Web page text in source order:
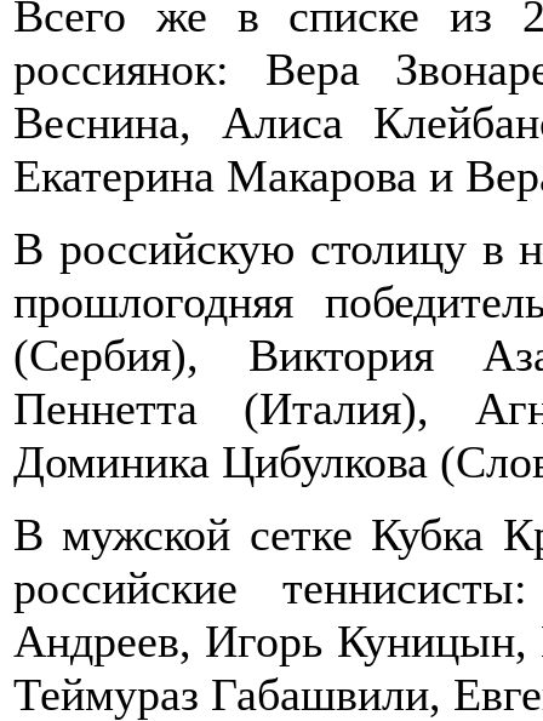
Всего же в списке из
россиянок: Вера
Веснина, Алиса
Екатерина Макарова и
В российскую столицу в
прошлогодняя
(Сербия), Виктория
Пеннетта (Италия),
Доминика Цибулкова
В мужской сетке Кубка
российские
Андреев, Игорь
Теймураз Габашвили,